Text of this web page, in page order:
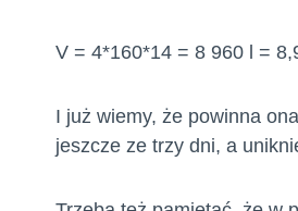
V = 4*160*14 = 8 960 l =
I już wiemy, że powinna
jeszcze ze trzy dni, a